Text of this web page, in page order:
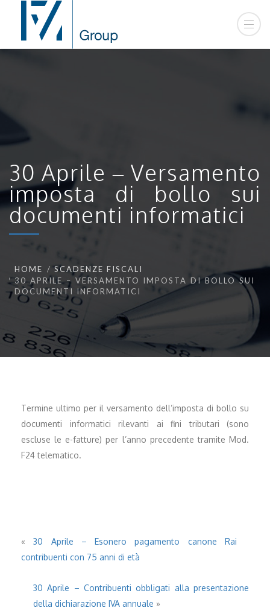
30 Aprile – Versamento
imposta di bollo sui
documenti informatici
HOME
SCADENZE FISCALI
30 APRILE – VERSAMENTO IMPOSTA DI BOLLO SUI
DOCUMENTI INFORMATICI
Termine ultimo per il versamento dell’imposta di bollo su
documenti informatici rilevanti ai fini tributari (sono
escluse le e-fatture) per l’anno precedente tramite Mod.
F24 telematico.
«30 Aprile – Esonero pagamento canone Rai
contribuenti con 75 anni di età
30 Aprile – Contribuenti obbligati alla presentazione
della dichiarazione IVA annuale »